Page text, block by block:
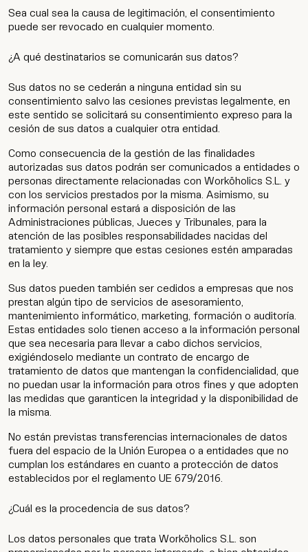
Work
Servicios
Agencia
Cultura
Contacto
Wip
Sea cual sea la causa de legitimación, el consentimiento
puede ser revocado en cualquier momento.
¿A qué destinatarios se comunicarán sus datos?
Sus datos no se cederán a ninguna entidad sin su
consentimiento salvo las cesiones previstas legalmente, en
este sentido se solicitará su consentimiento expreso para la
cesión de sus datos a cualquier otra entidad.
Como consecuencia de la gestión de las finalidades
autorizadas sus datos podrán ser comunicados a entidades o
personas directamente relacionadas con Worköholics S.L. y
con los servicios prestados por la misma. Asimismo, su
información personal estará a disposición de las
Administraciones públicas, Jueces y Tribunales, para la
atención de las posibles responsabilidades nacidas del
tratamiento y siempre que estas cesiones estén amparadas
en la ley.
Sus datos pueden también ser cedidos a empresas que nos
prestan algún tipo de servicios de asesoramiento,
mantenimiento informático, marketing, formación o auditoría.
Estas entidades solo tienen acceso a la información personal
que sea necesaria para llevar a cabo dichos servicios,
exigiéndoselo mediante un contrato de encargo de
tratamiento de datos que mantengan la confidencialidad, que
no puedan usar la información para otros fines y que adopten
las medidas que garanticen la integridad y la disponibilidad de
la misma.
No están previstas transferencias internacionales de datos
fuera del espacio de la Unión Europea o a entidades que no
cumplan los estándares en cuanto a protección de datos
establecidos por el reglamento UE 679/2016.
¿Cuál es la procedencia de sus datos?
Los datos personales que trata Worköholics S.L. son